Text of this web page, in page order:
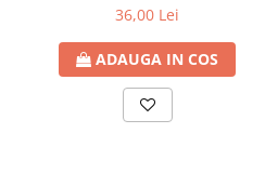
36,00 Lei
ADAUGA IN COS